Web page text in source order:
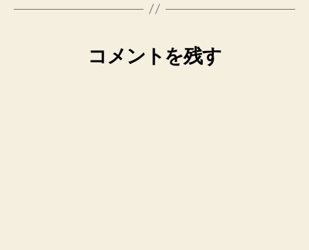
コメントを残す